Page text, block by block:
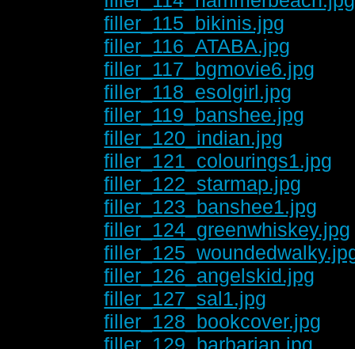
filler_115_bikinis.jpg
filler_116_ATABA.jpg
filler_117_bgmovie6.jpg
filler_118_esolgirl.jpg
filler_119_banshee.jpg
filler_120_indian.jpg
filler_121_colourings1.jpg
filler_122_starmap.jpg
filler_123_banshee1.jpg
filler_124_greenwhiskey.jpg
filler_126_angelskid.jpg
filler_127_sal1.jpg
filler_128_bookcover.jpg
filler_129_barbarian.jpg